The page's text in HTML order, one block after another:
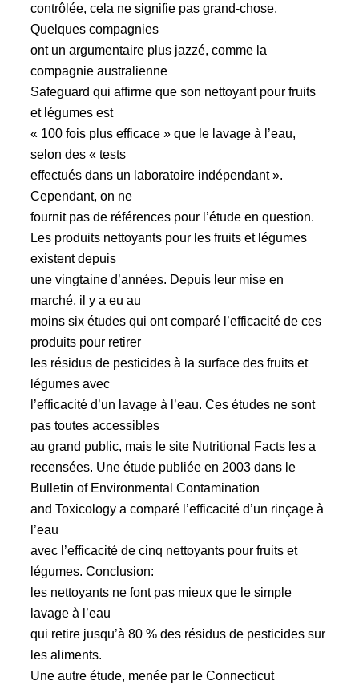
contrôlée, cela ne signifie pas grand-chose.
Quelques compagnies
ont un argumentaire plus jazzé, comme la
compagnie australienne
Safeguard qui affirme que son nettoyant pour fruits
et légumes est
« 100 fois plus efficace » que le lavage à l’eau,
selon des « tests
effectués dans un laboratoire indépendant ».
Cependant, on ne
fournit pas de références pour l’étude en question.
Les produits nettoyants pour les fruits et légumes
existent depuis
une vingtaine d’années. Depuis leur mise en
marché, il y a eu au
moins six études qui ont comparé l’efficacité de ces
produits pour retirer
les résidus de pesticides à la surface des fruits et
légumes avec
l’efficacité d’un lavage à l’eau. Ces études ne sont
pas toutes accessibles
au grand public, mais le site Nutritional Facts les a
recensées. Une étude publiée en 2003 dans le
Bulletin of Environmental Contamination
and Toxicology a comparé l’efficacité d’un rinçage à
l’eau
avec l’efficacité de cinq nettoyants pour fruits et
légumes. Conclusion:
les nettoyants ne font pas mieux que le simple
lavage à l’eau
qui retire jusqu’à 80 % des résidus de pesticides sur
les aliments.
Une autre étude, menée par le Connecticut